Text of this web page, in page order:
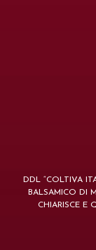
DDL “COLTIVA
BALSAMICO DI
CHIARISCE E